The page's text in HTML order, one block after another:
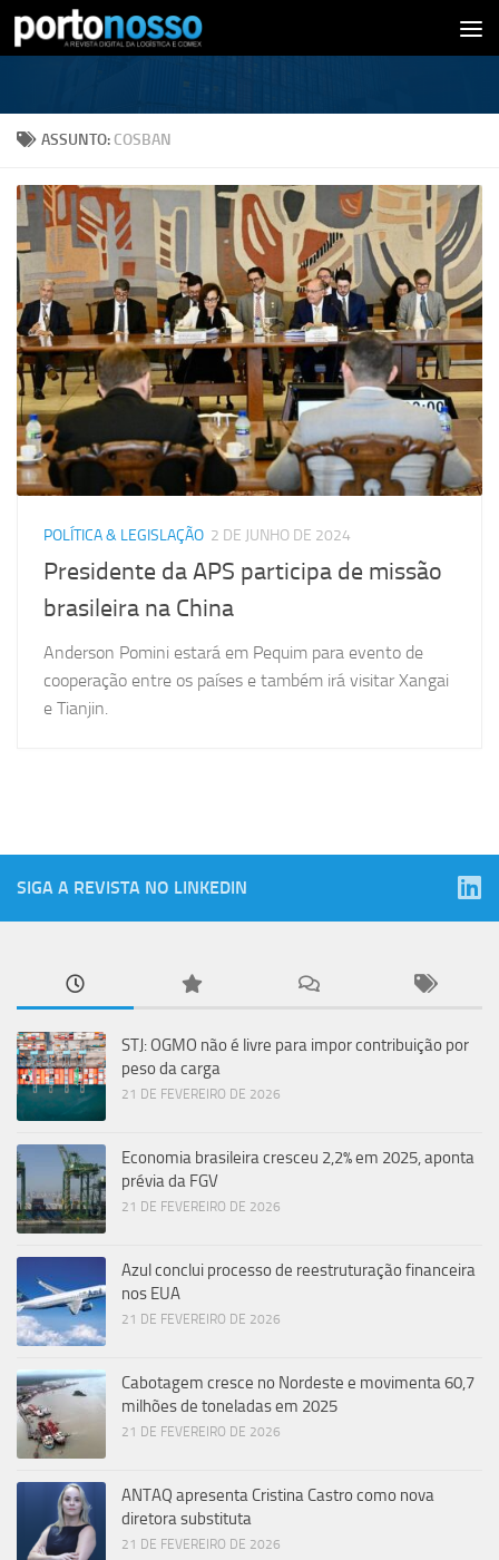
Skip to content
ASSUNTO: COSBAN
POLÍTICA & LEGISLAÇÃO 2 DE JUNHO DE 2024
Presidente da APS participa de missão
brasileira na China
Anderson Pomini estará em Pequim para evento de
cooperação entre os países e também irá visitar Xangai
e Tianjin.
SIGA A REVISTA NO LINKEDIN
STJ: OGMO não é livre para impor contribuição por
peso da carga
21 DE FEVEREIRO DE 2026
Economia brasileira cresceu 2,2% em 2025, aponta
prévia da FGV
21 DE FEVEREIRO DE 2026
Azul conclui processo de reestruturação financeira
nos EUA
21 DE FEVEREIRO DE 2026
Cabotagem cresce no Nordeste e movimenta 60,7
milhões de toneladas em 2025
21 DE FEVEREIRO DE 2026
ANTAQ apresenta Cristina Castro como nova
diretora substituta
21 DE FEVEREIRO DE 2026